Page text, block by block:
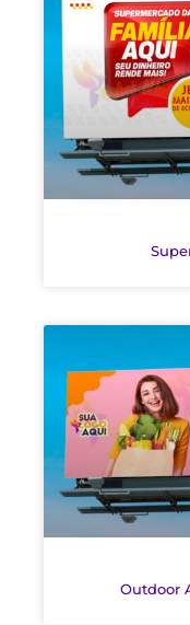
Outdoor